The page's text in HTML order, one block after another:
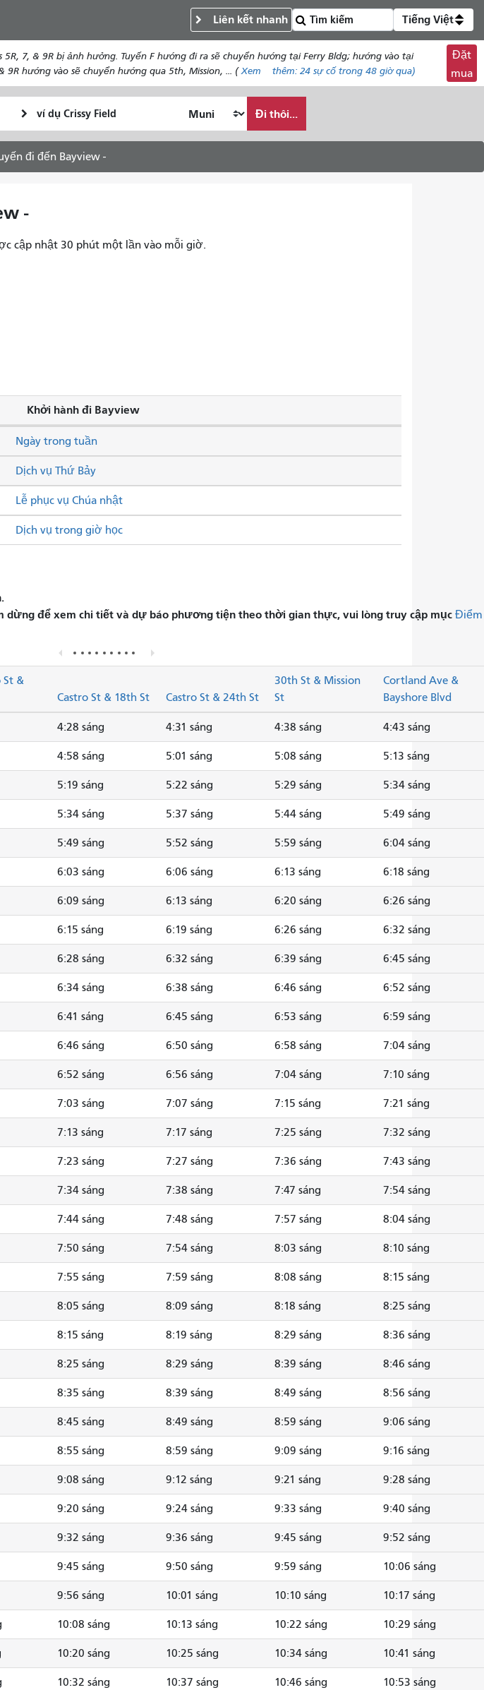
dung
Liên kết nhanh Tiếng Việt
7, & 9R bị ảnh hưởng. Tuyến F hướng đi ra sẽ chuyển hướng tại Ferry Bldg; hướng vào tại
9R hướng vào sẽ chuyển hướng qua 5th, Mission, ... (Xem thêm: 24 sự cố trong 48 giờ qua)
Đặt
mua
kết
thúc
muốn
đi
du
nào
Đi thôi...
đi đến Bayview -
-
cập nhật 30 phút một lần vào mỗi giờ.
Khởi hành đi Bayview
Dịch vụ Thứ Bảy
Lễ phục vụ Chúa nhật
Ngày trong tuần
Dịch vụ trong giờ học
để xem chi tiết và dự báo phương tiện theo thời gian thực, vui lòng truy cập mục
St &
Castro St & 18th St Castro St & 24th St
30th St & Mission
St
Cortland Ave &
Bayshore Blvd
4:28 sáng 4:31 sáng 4:38 sáng 4:43 sáng
4:58 sáng 5:01 sáng 5:08 sáng 5:13 sáng
5:19 sáng 5:22 sáng 5:29 sáng 5:34 sáng
5:34 sáng 5:37 sáng 5:44 sáng 5:49 sáng
5:49 sáng 5:52 sáng 5:59 sáng 6:04 sáng
6:03 sáng 6:06 sáng 6:13 sáng 6:18 sáng
6:09 sáng 6:13 sáng 6:20 sáng 6:26 sáng
6:15 sáng 6:19 sáng 6:26 sáng 6:32 sáng
6:28 sáng 6:32 sáng 6:39 sáng 6:45 sáng
6:34 sáng 6:38 sáng 6:46 sáng 6:52 sáng
6:41 sáng 6:45 sáng 6:53 sáng 6:59 sáng
6:46 sáng 6:50 sáng 6:58 sáng 7:04 sáng
6:52 sáng 6:56 sáng 7:04 sáng 7:10 sáng
7:03 sáng 7:07 sáng 7:15 sáng 7:21 sáng
7:13 sáng 7:17 sáng 7:25 sáng 7:32 sáng
7:23 sáng 7:27 sáng 7:36 sáng 7:43 sáng
7:34 sáng 7:38 sáng 7:47 sáng 7:54 sáng
7:44 sáng 7:48 sáng 7:57 sáng 8:04 sáng
7:50 sáng 7:54 sáng 8:03 sáng 8:10 sáng
7:55 sáng 7:59 sáng 8:08 sáng 8:15 sáng
8:05 sáng 8:09 sáng 8:18 sáng 8:25 sáng
8:15 sáng 8:19 sáng 8:29 sáng 8:36 sáng
8:25 sáng 8:29 sáng 8:39 sáng 8:46 sáng
8:35 sáng 8:39 sáng 8:49 sáng 8:56 sáng
8:45 sáng 8:49 sáng 8:59 sáng 9:06 sáng
8:55 sáng 8:59 sáng 9:09 sáng 9:16 sáng
9:08 sáng 9:12 sáng 9:21 sáng 9:28 sáng
9:20 sáng 9:24 sáng 9:33 sáng 9:40 sáng
9:32 sáng 9:36 sáng 9:45 sáng 9:52 sáng
9:45 sáng 9:50 sáng 9:59 sáng 10:06 sáng
9:56 sáng 10:01 sáng 10:10 sáng 10:17 sáng
10:08 sáng 10:13 sáng 10:22 sáng 10:29 sáng
10:20 sáng 10:25 sáng 10:34 sáng 10:41 sáng
10:32 sáng 10:37 sáng 10:46 sáng 10:53 sáng